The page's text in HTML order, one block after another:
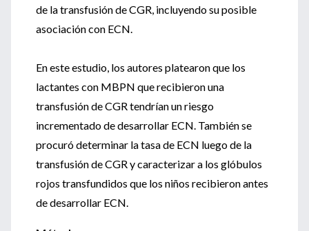
de la transfusión de CGR, incluyendo su posible
asociación con ECN.
En este estudio, los autores platearon que los
lactantes con MBPN que recibieron una
transfusión de CGR tendrían un riesgo
incrementado de desarrollar ECN. También se
procuró determinar la tasa de ECN luego de la
transfusión de CGR y caracterizar a los glóbulos
rojos transfundidos que los niños recibieron antes
de desarrollar ECN.